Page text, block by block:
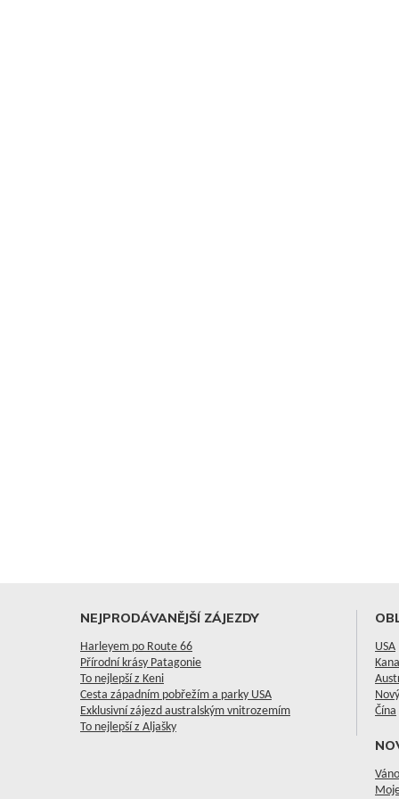
NEJPRODÁVANĚJŠÍ ZÁJEZDY
Harleyem po Route 66
Přírodní krásy Patagonie
To nejlepší z Keni
Cesta západním pobřežím a parky USA
Exklusivní zájezd australským vnitrozemím
To nejlepší z Aljašky
USA
Čína